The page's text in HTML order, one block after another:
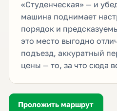
«Студенческая» — и
машина поднимает
порядок и
это место выгодно
подъезд, аккуратный
цены — то, за что сюда
Проложить маршрут